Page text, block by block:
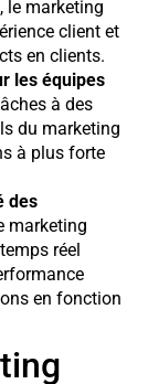
le marketing
client et
en clients.
les équipes
à des
du marketing
à plus forte
des
marketing
réel
en fonction